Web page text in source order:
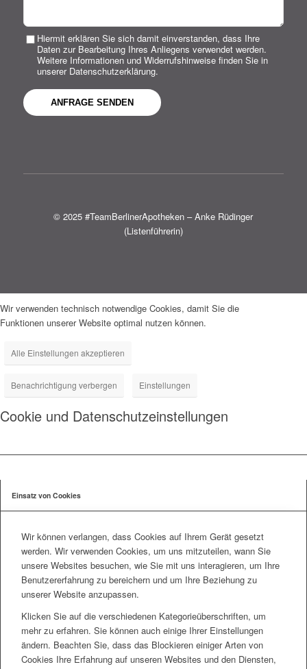
Hiermit erklären Sie sich damit einverstanden, dass Ihre
Daten zur Bearbeitung Ihres Anliegens verwendet werden.
Weitere Informationen und Widerrufshinweise finden Sie in
unserer Datenschutzerklärung.
© 2025 #TeamBerlinerApotheken – Anke Rüdinger
(Listenführerin)
Wir verwenden technisch notwendige Cookies, damit Sie die
Funktionen unserer Website optimal nutzen können.
Alle Einstellungen akzeptieren
Benachrichtigung verbergen Einstellungen
Cookie und Datenschutzeinstellungen
Einsatz von Cookies
Wir können verlangen, dass Cookies auf Ihrem Gerät gesetzt
werden. Wir verwenden Cookies, um uns mitzuteilen, wann Sie
unsere Websites besuchen, wie Sie mit uns interagieren, um Ihre
Benutzererfahrung zu bereichern und um Ihre Beziehung zu
unserer Website anzupassen.
Klicken Sie auf die verschiedenen Kategorieüberschriften, um
mehr zu erfahren. Sie können auch einige Ihrer Einstellungen
ändern. Beachten Sie, dass das Blockieren einiger Arten von
Cookies Ihre Erfahrung auf unseren Websites und den Diensten,